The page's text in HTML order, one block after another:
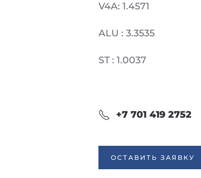
V4A: 1.4571
ALU : 3.3535
ST : 1.0037
+7 701 419 2752
ОСТАВИТЬ ЗАЯВКУ